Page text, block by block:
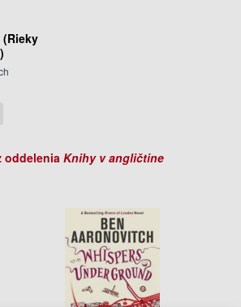
oddelenia Knihy v angličtine